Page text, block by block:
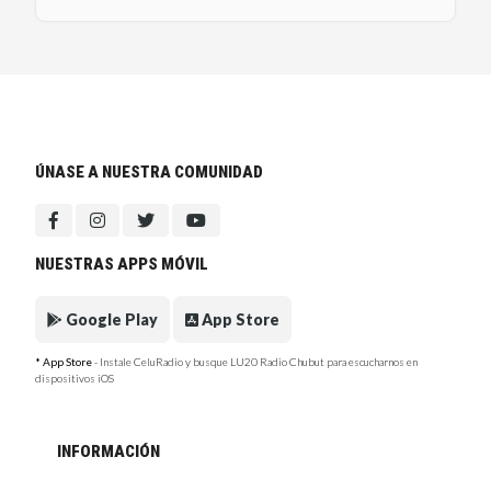
ÚNASE A NUESTRA COMUNIDAD
NUESTRAS APPS MÓVIL
Google Play App Store
* App Store- Instale CeluRadio y busque LU20 Radio Chubut para escucharnos en
dispositivos iOS
INFORMACIÓN